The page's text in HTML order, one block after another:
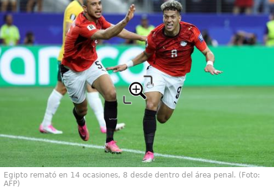
Egipto remató en 14 ocasiones, 8 desde dentro del área penal. (Foto:
AFP)